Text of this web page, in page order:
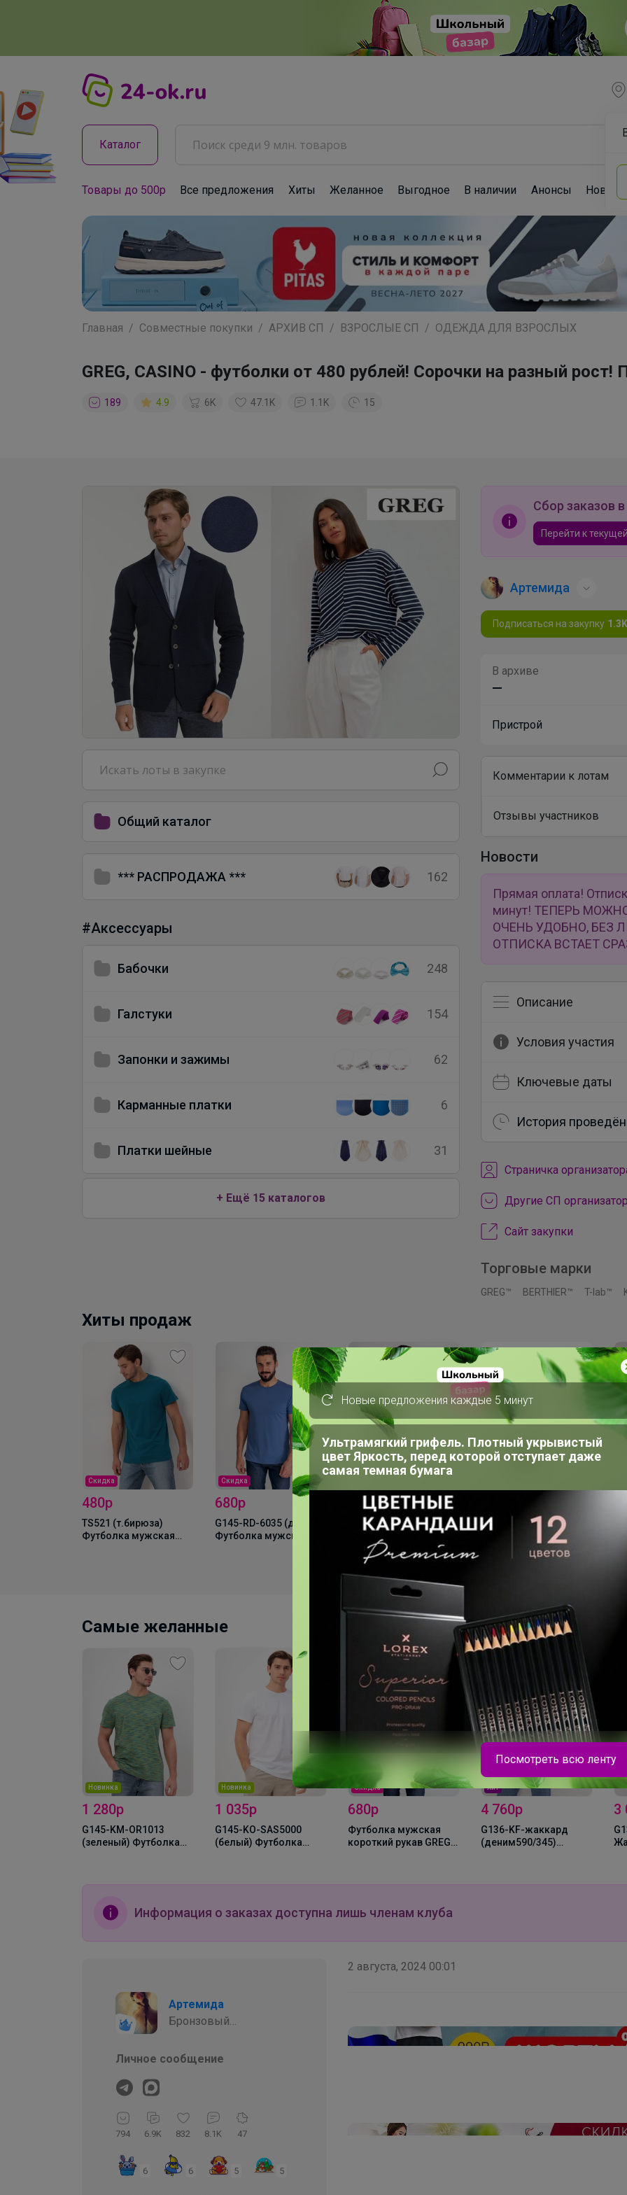
Каталог
Товары до 500р Все предложения Хиты Желанное Выгодное В наличии Анонсы Новости
Главная Совместные покупки АРХИВ СП ВЗРОСЛЫЕ СП ОДЕЖДА ДЛЯ ВЗРОСЛЫХ
GREG, CASINO - футболки от 480 рублей! Сорочки на разный
189 4.9 6K 47.1K 1.1K 15
Общий каталог
*** РАСПРОДАЖА *** 162
#Аксессуары
Бабочки 248
Галстуки 154
Запонки и зажимы 62
Карманные платки 6
Платки шейные 31
+ Ещё 15 каталогов
Сбор заказов
Перейти к
Артемида
Подписаться на закупку 1.3K
В архиве
—
Пристрой
Комментарии к лотам
Отзывы участников
Новости
Прямая оплата!
минут! ТЕПЕРЬ
ОЧЕНЬ УДОБНО, БЕЗ
ОТПИСКА ВСТАЕТ
Описание
Условия участия
Ключевые даты
История
Cтраничка
Другие СП
Сайт закупки
Торговые марки
GREG™ BERTHIER™ T-lab™
Хиты продаж
Скидка
480р
TS521 (т.бирюза)
Футболка мужская
Скидка
680р
G145-RD-6035 (джинс)
Футболка мужская
480р
G145-RD-1056_R
(красный) Футболка
мужская короткий
рукав
Ремень мужской GREG
Gt415 перф. черный
Самые желанные
Новинка
1 280р
G145-KM-OR1013
(зеленый) Футболка
Новинка
1 035р
G145-KO-SAS5000
(белый) Футболка
Скидка
680р
Футболка мужская
короткий рукав GREG
Хит
4 760р
G136-KF-жаккард
(деним590/345)
3
Информация о заказах доступна лишь членам клуба
Артемида
Бронзовый
Личное сообщение
794 6.9K 832 8.1K 47
6 6 5 5
2 августа, 2024 00:01
Новые предложения каждые 5 минут
Ультрамягкий грифель. Плотный укрывистый
цвет Яркость, перед которой отступает даже
самая темная бумага
_Настя_
школьных будней
Посмотреть всю ленту